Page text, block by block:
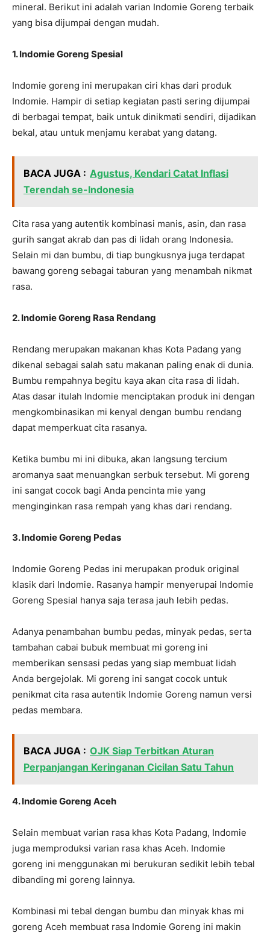
mineral. Berikut ini adalah varian Indomie Goreng terbaik
yang bisa dijumpai dengan mudah.
1. Indomie Goreng Spesial
Indomie goreng ini merupakan ciri khas dari produk
Indomie. Hampir di setiap kegiatan pasti sering dijumpai
di berbagai tempat, baik untuk dinikmati sendiri, dijadikan
bekal, atau untuk menjamu kerabat yang datang.
BACA JUGA : Agustus, Kendari Catat Inflasi
Terendah se-Indonesia
Cita rasa yang autentik kombinasi manis, asin, dan rasa
gurih sangat akrab dan pas di lidah orang Indonesia.
Selain mi dan bumbu, di tiap bungkusnya juga terdapat
bawang goreng sebagai taburan yang menambah nikmat
rasa.
2. Indomie Goreng Rasa Rendang
Rendang merupakan makanan khas Kota Padang yang
dikenal sebagai salah satu makanan paling enak di dunia.
Bumbu rempahnya begitu kaya akan cita rasa di lidah.
Atas dasar itulah Indomie menciptakan produk ini dengan
mengkombinasikan mi kenyal dengan bumbu rendang
dapat memperkuat cita rasanya.
Ketika bumbu mi ini dibuka, akan langsung tercium
aromanya saat menuangkan serbuk tersebut. Mi goreng
ini sangat cocok bagi Anda pencinta mie yang
menginginkan rasa rempah yang khas dari rendang.
3. Indomie Goreng Pedas
Indomie Goreng Pedas ini merupakan produk original
klasik dari Indomie. Rasanya hampir menyerupai Indomie
Goreng Spesial hanya saja terasa jauh lebih pedas.
Adanya penambahan bumbu pedas, minyak pedas, serta
tambahan cabai bubuk membuat mi goreng ini
memberikan sensasi pedas yang siap membuat lidah
Anda bergejolak. Mi goreng ini sangat cocok untuk
penikmat cita rasa autentik Indomie Goreng namun versi
pedas membara.
BACA JUGA : OJK Siap Terbitkan Aturan
Perpanjangan Keringanan Cicilan Satu Tahun
4. Indomie Goreng Aceh
Selain membuat varian rasa khas Kota Padang, Indomie
juga memproduksi varian rasa khas Aceh. Indomie
goreng ini menggunakan mi berukuran sedikit lebih tebal
dibanding mi goreng lainnya.
Kombinasi mi tebal dengan bumbu dan minyak khas mi
goreng Aceh membuat rasa Indomie Goreng ini makin